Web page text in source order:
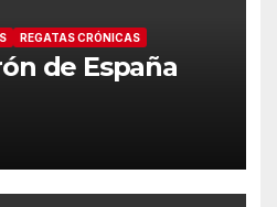
REGATAS CRÓNICAS
de España